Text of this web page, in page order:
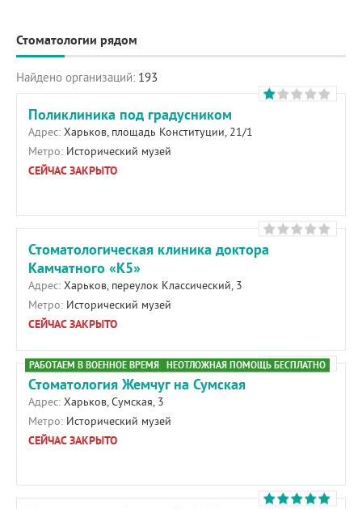
Стоматологии рядом
Найдено организаций: 193
Поликлиника под градусником
Адрес: Харьков, площадь Конституции, 21/1
Метро: Исторический музей
СЕЙЧАС ЗАКРЫТО
Стоматологическая клиника доктора
Камчатного «К5»
Адрес: Харьков, переулок Классический, 3
Метро: Исторический музей
СЕЙЧАС ЗАКРЫТО
Стоматология Жемчуг на Сумская
Адрес: Харьков, Сумская, 3
Метро: Исторический музей
СЕЙЧАС ЗАКРЫТО
РАБОТАЕМ В ВОЕННОЕ ВРЕМЯ НЕОТЛОЖНАЯ ПОМОЩЬ БЕСПЛАТНО